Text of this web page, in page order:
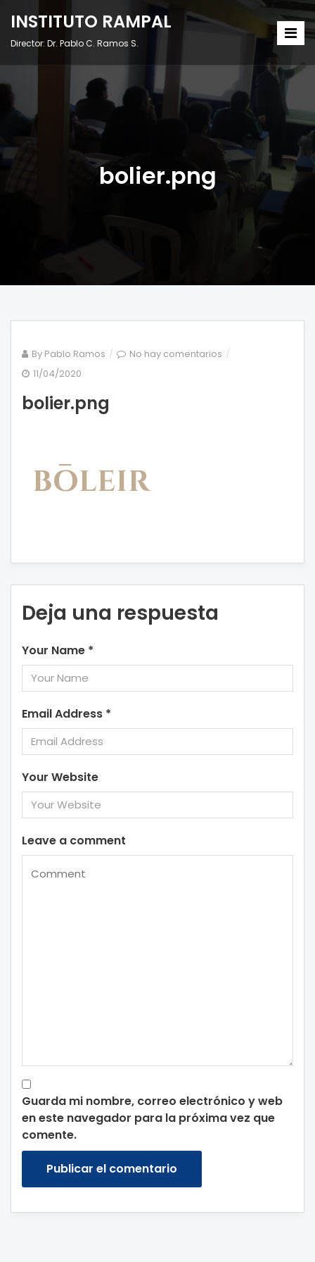
INSTITUTO RAMPAL
Director: Dr. Pablo C. Ramos S.
bolier.png
By Pablo Ramos No hay comentarios en
11/04/2020
bolier.png
Deja una respuesta
Your Name *
Email Address *
Your Website
Leave a comment
Guarda mi nombre, correo electrónico y web
en este navegador para la próxima vez que
comente.